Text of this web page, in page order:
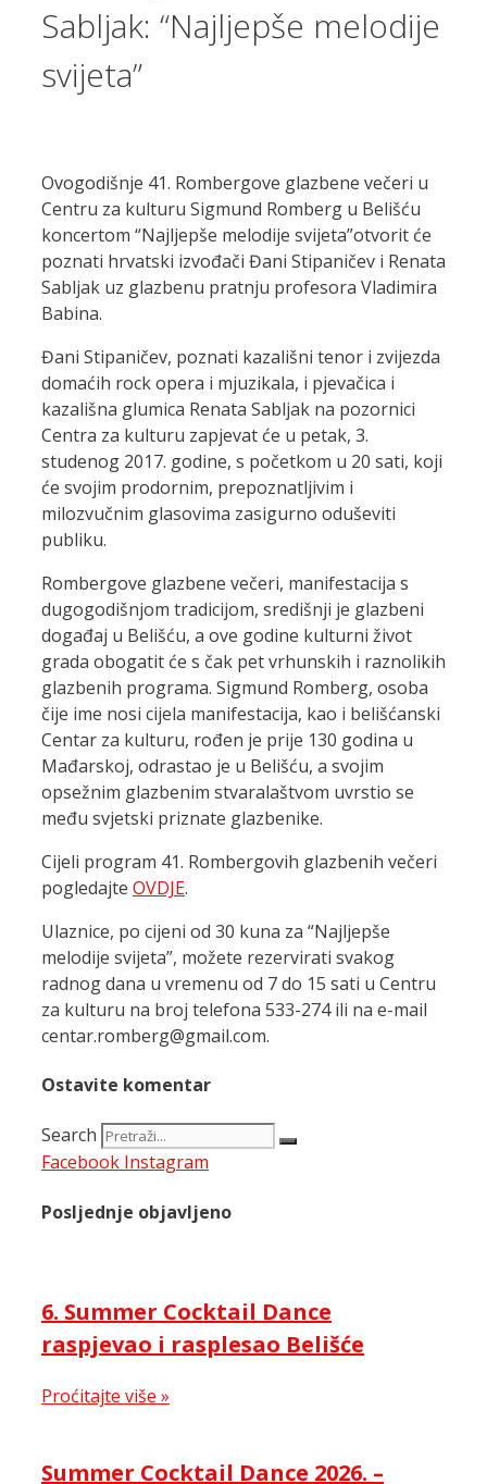
Sabljak: “Najljepše melodije
svijeta”
Ovogodišnje 41. Rombergove glazbene večeri u
Centru za kulturu Sigmund Romberg u Belišću
koncertom “Najljepše melodije svijeta”otvorit će
poznati hrvatski izvođači Đani Stipaničev i Renata
Sabljak uz glazbenu pratnju profesora Vladimira
Babina.
Đani Stipaničev, poznati kazališni tenor i zvijezda
domaćih rock opera i mjuzikala, i pjevačica i
kazališna glumica Renata Sabljak na pozornici
Centra za kulturu zapjevat će u petak, 3.
studenog 2017. godine, s početkom u 20 sati, koji
će svojim prodornim, prepoznatljivim i
milozvučnim glasovima zasigurno oduševiti
publiku.
Rombergove glazbene večeri, manifestacija s
dugogodišnjom tradicijom, središnji je glazbeni
događaj u Belišću, a ove godine kulturni život
grada obogatit će s čak pet vrhunskih i raznolikih
glazbenih programa. Sigmund Romberg, osoba
čije ime nosi cijela manifestacija, kao i belišćanski
Centar za kulturu, rođen je prije 130 godina u
Mađarskoj, odrastao je u Belišću, a svojim
opsežnim glazbenim stvaralaštvom uvrstio se
među svjetski priznate glazbenike.
Cijeli program 41. Rombergovih glazbenih večeri
pogledajte OVDJE.
Ulaznice, po cijeni od 30 kuna za “Najljepše
melodije svijeta”, možete rezervirati svakog
radnog dana u vremenu od 7 do 15 sati u Centru
za kulturu na broj telefona 533-274 ili na e-mail
centar.romberg@gmail.com.
Ostavite komentar
Search
Facebook Instagram
Posljednje objavljeno
6. Summer Cocktail Dance
raspjevao i rasplesao Belišće
Proćitajte više »
Summer Cocktail Dance 2026. –